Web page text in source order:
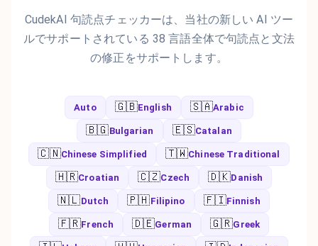
CudekAI 句読点チェッカーは、当社の新しい AI ツー
ルでサポートされている 38 言語全体で句読点と文法
の修正をサポートします。
Auto 🇬🇧English 🇸🇦Arabic
🇧🇬Bulgarian 🇪🇸Catalan
🇨🇳Chinese Simplified 🇹🇼Chinese Traditional
🇭🇷Croatian 🇨🇿Czech 🇩🇰Danish
🇳🇱Dutch 🇵🇭Filipino 🇫🇮Finnish
🇫🇷French 🇩🇪German 🇬🇷Greek